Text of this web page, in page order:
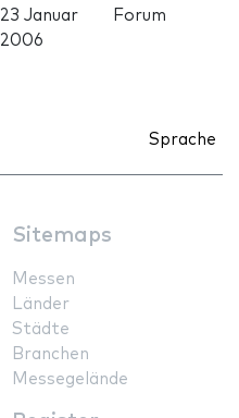
23 Januar
2006
Forum
Sprache
Sitemaps
Messen
Länder
Städte
Branchen
Messegelände